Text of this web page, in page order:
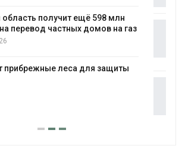
В Татарстане продолжают отслеживать
перемещения выпущенных соколов-
балобанов